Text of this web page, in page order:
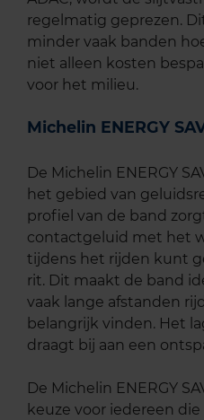
regelmatig geprezen.
minder vaak banden
niet alleen kosten
voor het milieu.
Michelin ENERGY
De Michelin ENERGY
het gebied van
profiel van de band
contactgeluid met het
tijdens het rijden kunt
rit. Dit maakt de band
vaak lange afstanden
belangrijk vinden. Het
draagt bij aan een
De Michelin ENERGY
keuze voor iedereen die